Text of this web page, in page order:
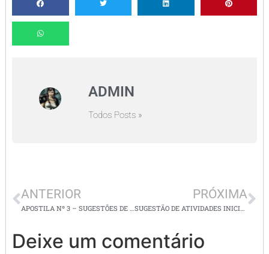
ADMIN
Todos Posts »
ANTERIOR
APOSTILA Nº 3 – SUGESTÕES DE LEMBRANCINHAS DE VOLTA ÀS AULAS
PRÓXIMA
SUGESTÃO DE ATIVIDADES INICIAIS PARA ALUNOS DE 02 A 08 ANOS
Deixe um comentário